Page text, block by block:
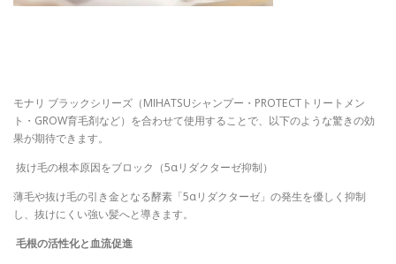
モナリ ブラックシリーズ（MIHATSUシャンプー・PROTECTトリートメン
ト・GROW育毛剤など）を合わせて使用することで、以下のような驚きの効
果が期待できます。
抜け毛の根本原因をブロック（5αリダクターゼ抑制）
薄毛や抜け毛の引き金となる酵素「5αリダクターゼ」の発生を優しく抑制
し、抜けにくい強い髪へと導きます。
毛根の活性化と血流促進